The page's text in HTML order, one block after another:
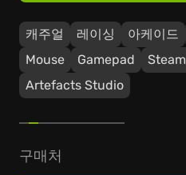
캐주얼 레이싱 아케이드
Mouse
Gamepad Steam
Artefacts Studio
구매처